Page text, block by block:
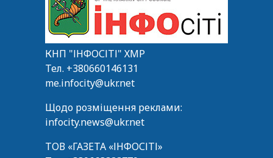
КНП "ІНФОСІТІ" ХМР
Тел. +380660146131
me.infocity@ukr.net
Щодо розміщення реклами:
infocity.news@ukr.net
ТОВ «ГАЗЕТА «ІНФОСІТІ»